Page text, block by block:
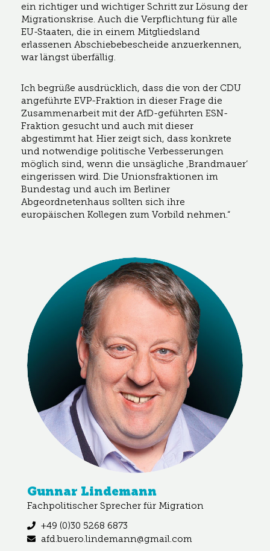
ein richtiger und wichtiger Schritt zur Lösung der
Migrationskrise. Auch die Verpflichtung für alle
EU-Staaten, die in einem Mitgliedsland
erlassenen Abschiebebescheide anzuerkennen,
war längst überfällig.
Ich begrüße ausdrücklich, dass die von der CDU
angeführte EVP-Fraktion in dieser Frage die
Zusammenarbeit mit der AfD-geführten ESN-
Fraktion gesucht und auch mit dieser
abgestimmt hat. Hier zeigt sich, dass konkrete
und notwendige politische Verbesserungen
möglich sind, wenn die unsägliche ‚Brandmauer‘
eingerissen wird. Die Unionsfraktionen im
Bundestag und auch im Berliner
Abgeordnetenhaus sollten sich ihre
europäischen Kollegen zum Vorbild nehmen.“
Gunnar Lindemann
Fachpolitischer Sprecher für Migration
+49 (0)30 5268 6873
afd.buero.lindemann@gmail.com